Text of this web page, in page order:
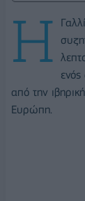
Η
από την
Ευρώπη.